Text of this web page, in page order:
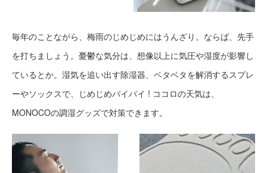
毎年のことながら、梅雨のじめじめにはうんざり。ならば、先手
を打ちましょう。憂鬱な気分は、想像以上に気圧や湿度が影響し
ているとか。湿気を追い出す除湿器、ベタベタを解消するスプレ
ーやソックスで、じめじめバイバイ ! ココロの天気は、
MONOCOの調湿グッズで対策できます。